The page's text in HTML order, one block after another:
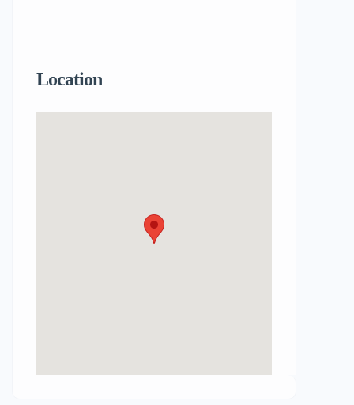
Location